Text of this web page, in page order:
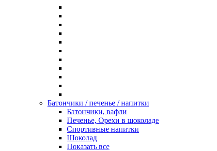
Батончики / печенье / напитки
Батончики, вафли
Печенье, Орехи в шоколаде
Спортивные напитки
Шоколад
Показать все